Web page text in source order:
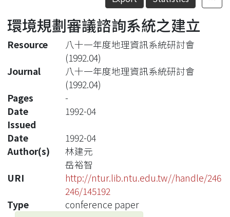
Statistics
環境規劃審議諮詢系統之建立
Resource
八十一年度地理資訊系統研討會
(1992.04)
Journal
八十一年度地理資訊系統研討會
(1992.04)
Pages
-
Date
Issued
1992-04
Date
1992-04
Author(s)
林建元
岳裕智
URI
http://ntur.lib.ntu.edu.tw//handle/246
246/145192
Type
conference paper